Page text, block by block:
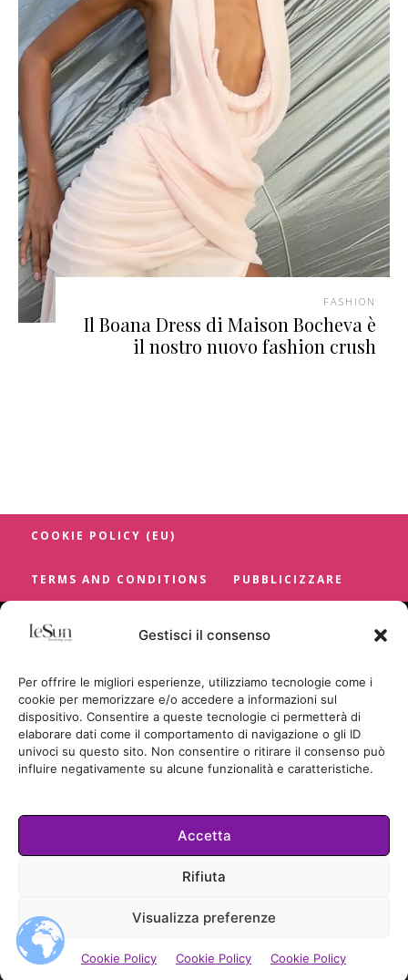
Gestisci il consenso
Per offrire le migliori esperienze, utilizziamo tecnologie come i
cookie per memorizzare e/o accedere a informazioni sul
dispositivo. Consentire a queste tecnologie ci permetterà di
elaborare dati come il comportamento di navigazione o gli ID
univoci su questo sito. Non consentire o ritirare il consenso può
influire negativamente su alcune funzionalità e caratteristiche.
Accetta
Rifiuta
Visualizza preferenze
Cookie Policy Cookie Policy Cookie Policy
FASHION
Il Boana Dress di Maison Bocheva è
il nostro nuovo fashion crush
COOKIE POLICY (EU)
TERMS AND CONDITIONS PUBBLICIZZARE
Cookie Policy
© LESUN.IT BY SUNCICA BADRIC